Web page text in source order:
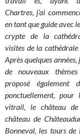
Chartres, j’ai
en tant que guide avec
crypte de la
visites de la
Après quelques années,
de nouveaux
proposé également
ponctuellement, pour
vitrail, le château
château de
Bonneval, les tours de